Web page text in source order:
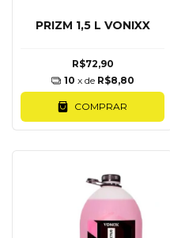
PRIZM 1,5 L VONIXX
R$72,90
10 x de R$8,80
COMPRAR